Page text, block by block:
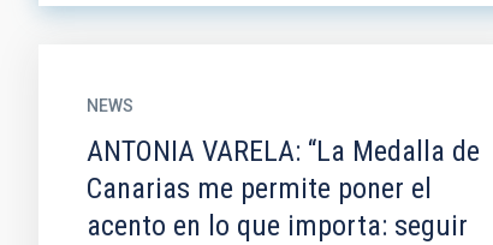
NEWS
ANTONIA VARELA: “La Medalla de
Canarias me permite poner el
acento en lo que importa: seguir